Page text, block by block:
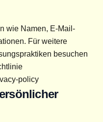
wie Namen, E-Mail-
Für weitere
besuchen
policy